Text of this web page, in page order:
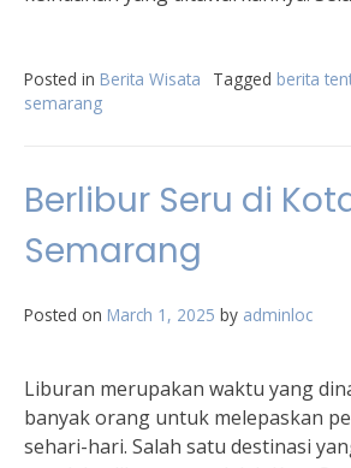
Posted in Berita Wisata Tagged berita
semarang
Berlibur Seru di
Semarang
Posted on March 1, 2025 by adminloc
Liburan merupakan waktu yang
banyak orang untuk melepaskan
sehari-hari. Salah satu destinasi